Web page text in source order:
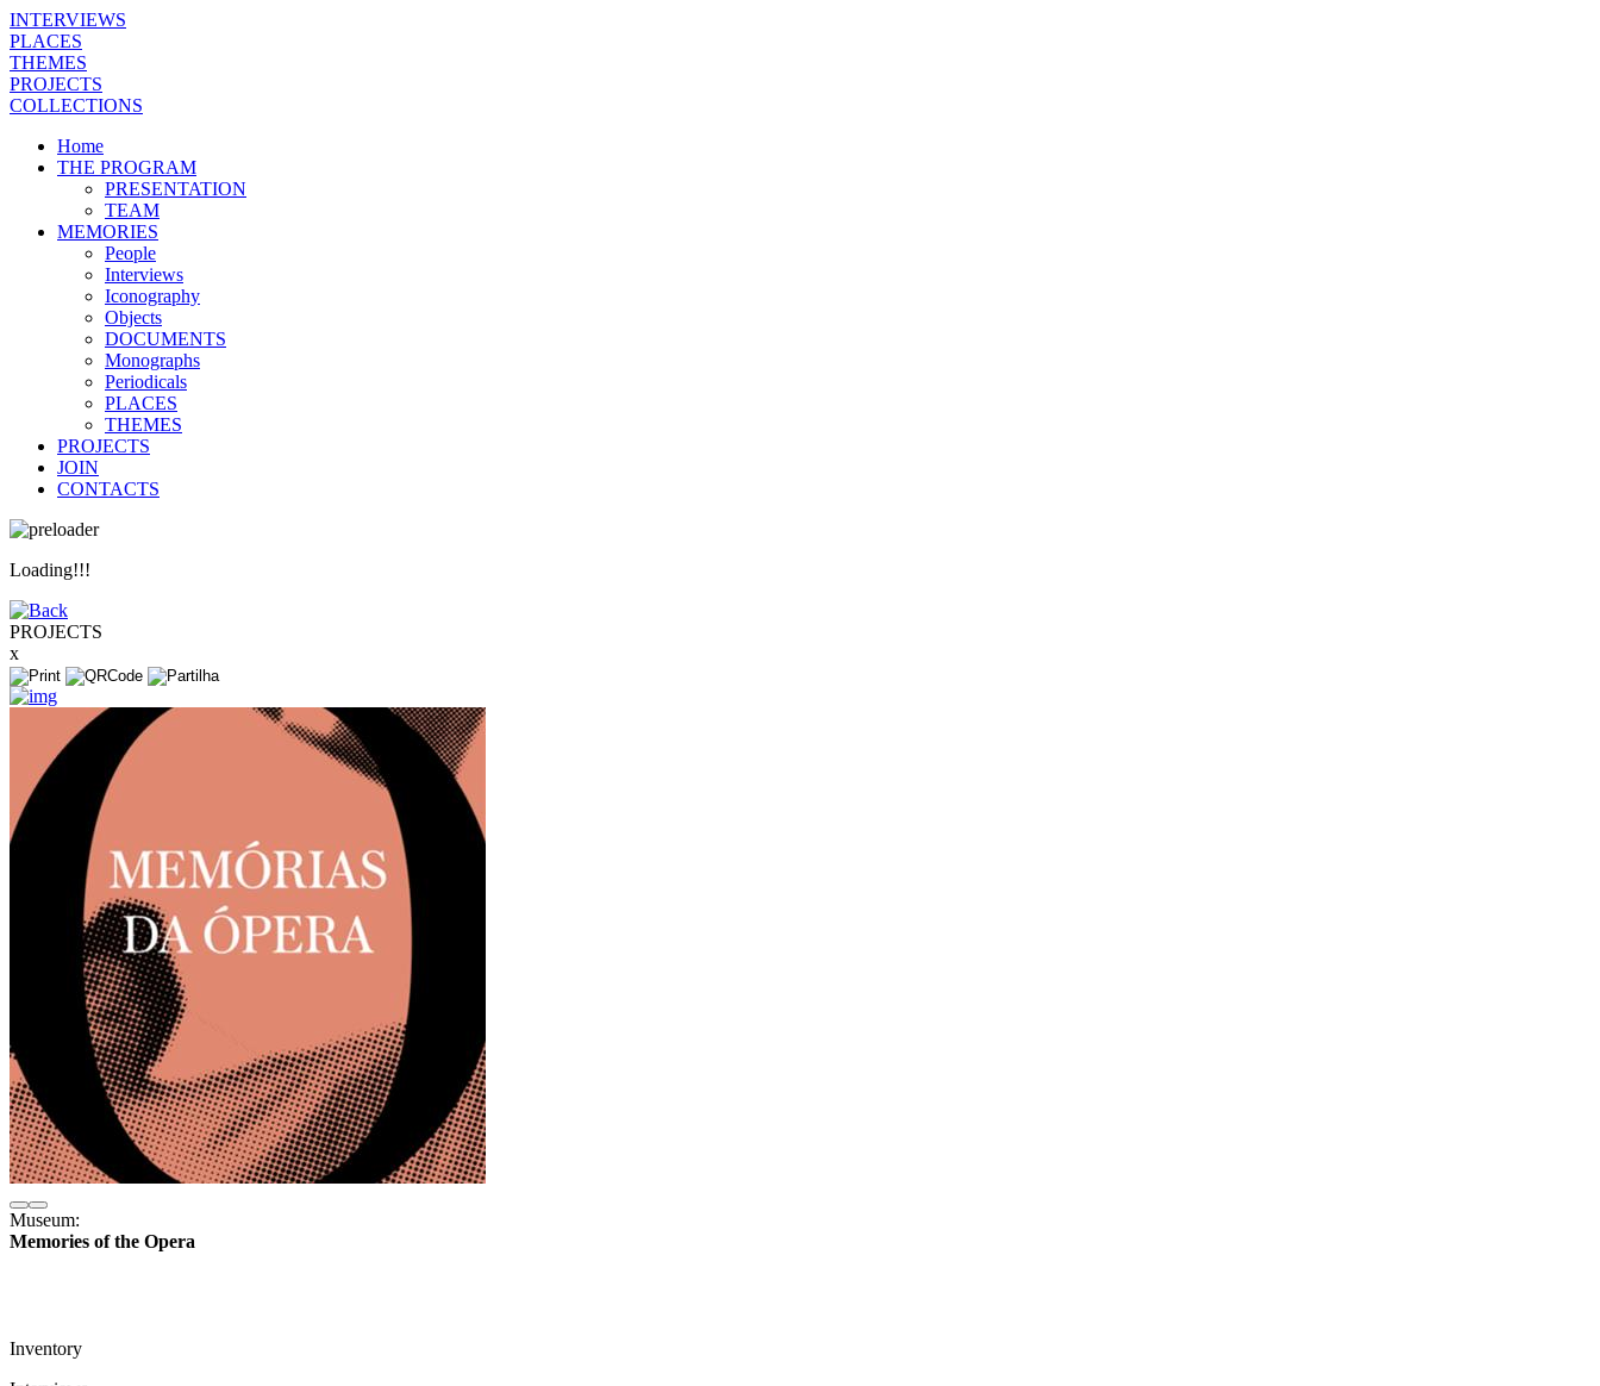
INTERVIEWS
PLACES
THEMES
PROJECTS
COLLECTIONS
Home
THE PROGRAM
PRESENTATION
TEAM
MEMORIES
People
Interviews
Iconography
Objects
DOCUMENTS
Monographs
Periodicals
PLACES
THEMES
PROJECTS
JOIN
CONTACTS
Loading!!!
PROJECTS
x
Museum:
Memories of the Opera
Inventory